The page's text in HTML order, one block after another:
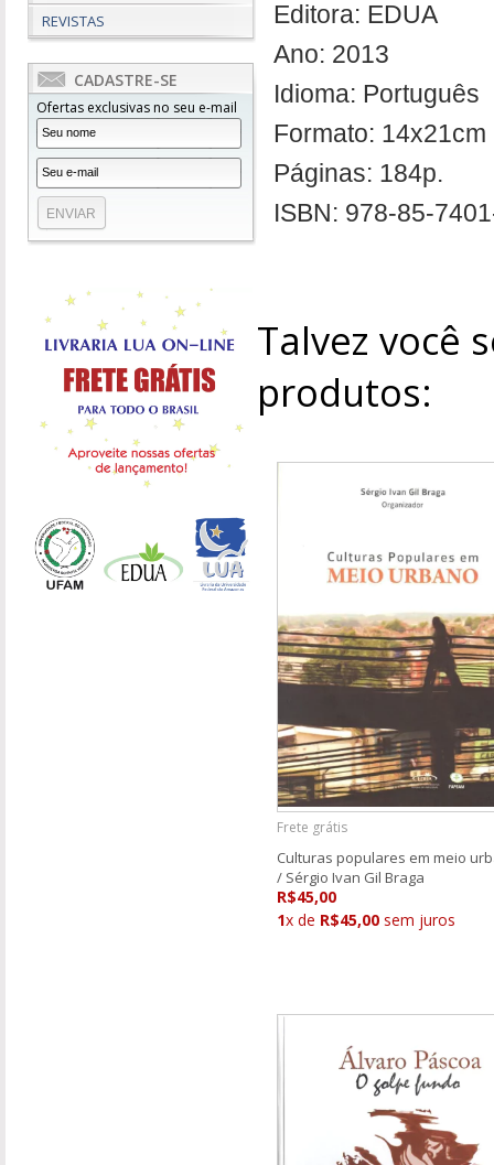
REVISTAS
CADASTRE-SE
Ofertas exclusivas no seu e-mail
Editora: EDUA
Ano: 2013
Idioma: Português
Formato: 14x21cm
Páginas: 184p.
ISBN: 978-85-
Talvez você
produtos:
Frete grátis
Culturas populares em meio
/ Sérgio Ivan Gil Braga
R$45,00
1x de R$45,00 sem juros